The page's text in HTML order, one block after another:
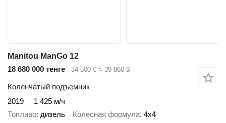
Manitou ManGo 12
18 680 000 тенге
34 500 € ≈ 39 860 $
Коленчатый подъемник
2019
1 425 м/ч
Топливо дизель Колесная формула 4x4